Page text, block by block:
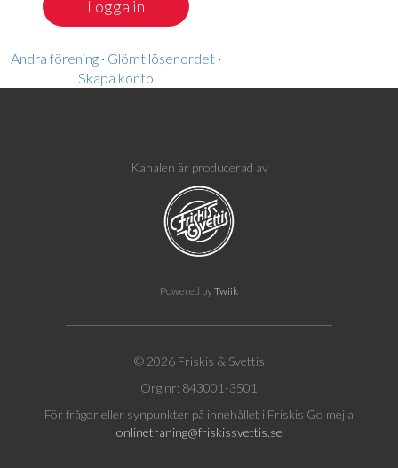
Ändra förening· Glömt lösenordet·
Skapa konto
Kanalen är producerad av
Powered byTwiik
© 2026 Friskis & Svettis
Org nr: 843001-3501
För frågor eller synpunkter på innehållet i Friskis Go mejla
onlinetraning@friskissvettis.se